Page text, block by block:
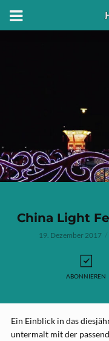
China Light
19. Dezember 2017
ABONNIEREN
Ein Einblick in das
untermalt mit der